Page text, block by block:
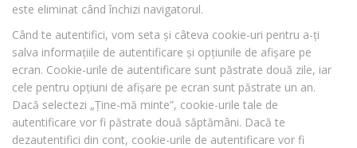
este eliminat când închizi navigatorul.
Când te autentifici, vom seta și câteva cookie-uri pentru a-ți
salva informațiile de autentificare și opțiunile de afișare pe
ecran. Cookie-urile de autentificare sunt păstrate două zile, iar
cele pentru opțiuni de afișare pe ecran sunt păstrate un an.
Dacă selectezi „Ține-mă minte”, cookie-urile tale de
autentificare vor fi păstrate două săptămâni. Dacă te
dezautentifici din cont, cookie-urile de autentificare vor fi